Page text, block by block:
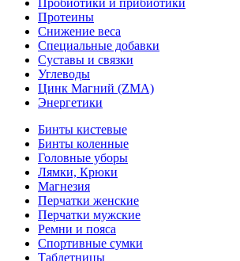
Пробиотики и прибиотики
Протеины
Снижение веса
Специальные добавки
Суставы и связки
Углеводы
Цинк Магний (ZMA)
Энергетики
Бинты кистевые
Бинты коленные
Головные уборы
Лямки, Крюки
Магнезия
Перчатки женские
Перчатки мужские
Ремни и пояса
Спортивные сумки
Таблетницы